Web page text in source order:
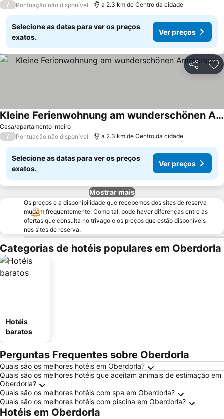
/ Pontuação não disponível a 2.3 km de Centro da cidade
Selecione as datas para ver os preços
exatos.
Ver preços
Partilhar
Casa/apartamento inteiro
Kleine Ferienwohnung am wunderschönen Ammersee
/ Pontuação não disponível a 2.3 km de Centro da cidade
Selecione as datas para ver os preços
exatos.
Ver preços
Mostrar mais
Os preços e a disponibilidade que recebemos dos sites de reserva
mudam frequentemente. Como tal, pode haver diferenças entre as
ofertas que consulta no trivago e os preços que estão disponíveis
nos sites de reserva.
Categorias de hotéis populares em Oberdorla
Hotéis
baratos
Perguntas Frequentes sobre Oberdorla
Quais são os melhores hotéis em Oberdorla?
Quais são os melhores hotéis que aceitam animais de estimação em
Oberdorla?
Quais são os melhores hotéis com spa em Oberdorla?
Quais são os melhores hotéis com piscina em Oberdorla?
Hotéis em Oberdorla